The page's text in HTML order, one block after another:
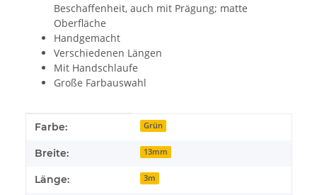
Beschaffenheit, auch mit Prägung; matte
Oberfläche
Handgemacht
Verschiedenen Längen
Mit Handschlaufe
Große Farbauswahl
Produkteigenschaft
Wert
Farbe: Grün
Breite: 13mm
Länge: 3m